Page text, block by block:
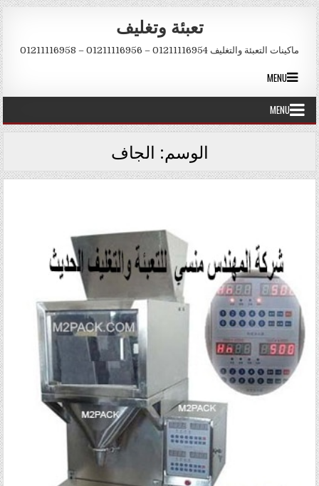
Skip to content
تعبئة وتغليف
ماكينات التعبئة والتغليف 01211116954 – 01211116956 – 01211116958
MENU
MENU
الوسم: الجاف